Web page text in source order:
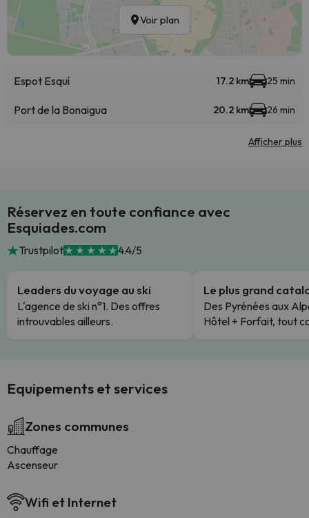
Voir plan
Espot Esquí 17.2 km 25 min
Port de la Bonaigua 20.2 km 26 min
Afficher plus
Réservez en toute confiance avec
Esquiades.com
Trustpilot 4.4/5
Leaders du voyage au ski
L'agence de ski n°1. Des offres
introuvables ailleurs.
Le plus grand
Des Pyrénées aux
Hôtel + Forfait, tout
Equipements et services
Zones communes
Chauffage
Ascenseur
Wifi et Internet